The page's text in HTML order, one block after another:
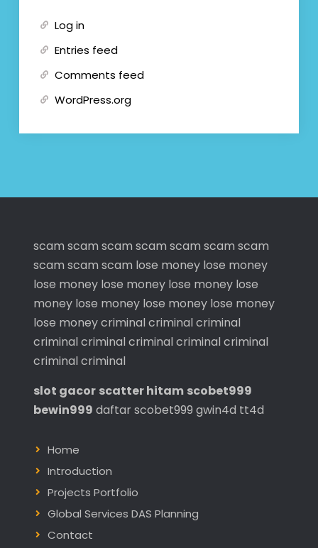
Log in
Entries feed
Comments feed
WordPress.org
scam scam scam scam scam scam scam
scam scam scam lose money lose money
lose money lose money lose money lose
money lose money lose money lose money
lose moneycriminal criminal criminal
criminal criminal criminal criminal criminal
criminal criminal
slot gacor scatter hitam scobet999
bewin999 daftar scobet999 gwin4d tt4d
Home
Introduction
Projects Portfolio
Global Services DAS Planning
Contact